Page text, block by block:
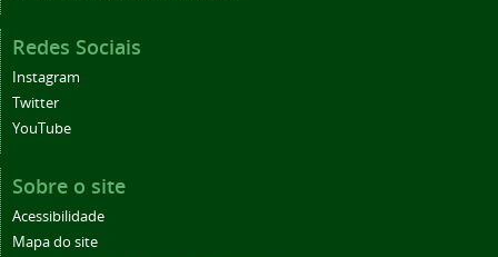
Redes Sociais
Instagram
Twitter
YouTube
Sobre o site
Acessibilidade
Mapa do site